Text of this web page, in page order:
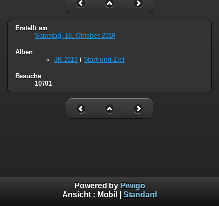
Erstellt am
Samstag, 16. Oktober 2010
Alben
JK-2010 / Start-und-Ziel
Besuche
10701
Powered by Piwigo
Ansicht : Mobil Standard